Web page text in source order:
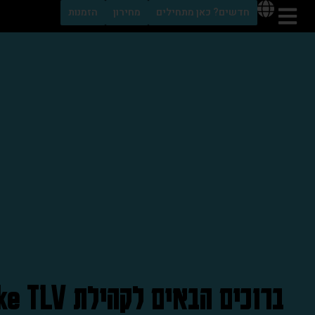
לתוכן חדשים? כאן מתחילים מחירון הזמנות
ברוכים הבאים לקהילת Lake TLV